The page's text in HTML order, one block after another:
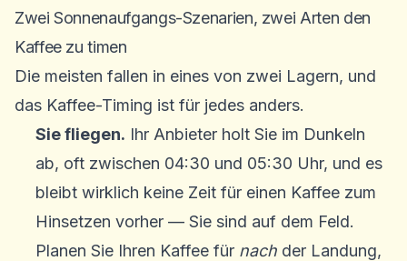
Zwei Sonnenaufgangs-Szenarien, zwei Arten den
Kaffee zu timen
Die meisten fallen in eines von zwei Lagern, und
das Kaffee-Timing ist für jedes anders.
Sie fliegen. Ihr Anbieter holt Sie im Dunkeln
ab, oft zwischen 04:30 und 05:30 Uhr, und es
bleibt wirklich keine Zeit für einen Kaffee zum
Hinsetzen vorher — Sie sind auf dem Feld.
Planen Sie Ihren Kaffee für nachder Landung,